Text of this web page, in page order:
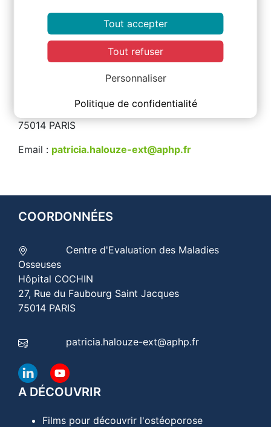
Tout accepter
Tout refuser
Personnaliser
Politique de confidentialité
Dr Guillaume LARID(Poitiers)
Centre d'Évaluation des Maladies Osseuses
27, rue du Faubourg Saint Jacques
75014 PARIS
Email : patricia.halouze-ext@aphp.fr
COORDONNÉES
Centre d'Evaluation des Maladies
Osseuses
Hôpital COCHIN
27, Rue du Faubourg Saint Jacques
75014 PARIS
patricia.halouze-ext@aphp.fr
A DÉCOUVRIR
Films pour découvrir l'ostéoporose